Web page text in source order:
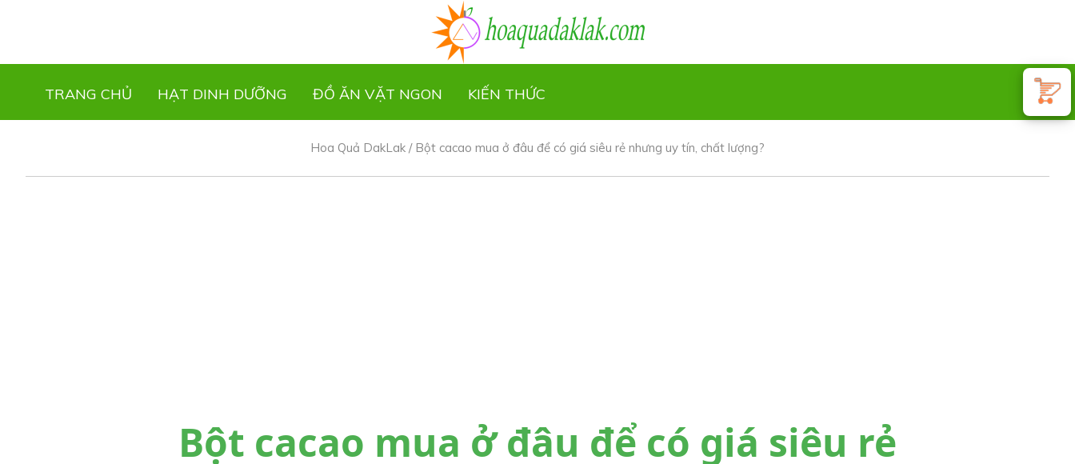
TRANG CHỦ HẠT DINH DƯỠNG ĐỒ ĂN VẶT NGON KIẾN THỨC
Hoa Quả DakLak / Bột cacao mua ở đâu để có giá siêu rẻ nhưng uy tín, chất lượng?
Bột cacao mua ở đâu để có giá siêu rẻ